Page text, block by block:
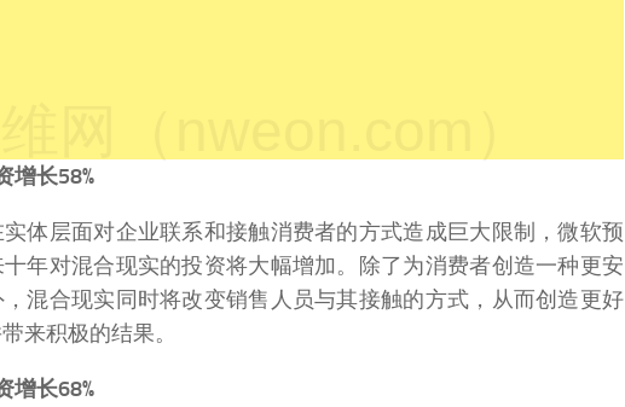
增长58%
体层面对企业联系和接触消费者的方式造成巨大限制，微软预
年对混合现实的投资将大幅增加。除了为消费者创造一种更安
混合现实同时将改变销售人员与其接触的方式，从而创造更好
来积极的结果。
增长68%